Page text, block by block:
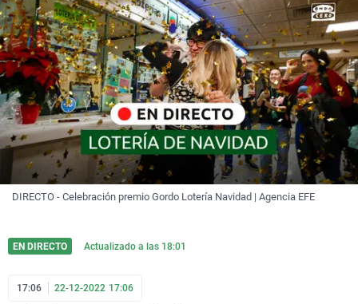
DIRECTO - Celebración premio Gordo Lotería Navidad | Agencia EFE
EN DIRECTO Actualizado a las 18:01
17:06 22-12-2022 17:06